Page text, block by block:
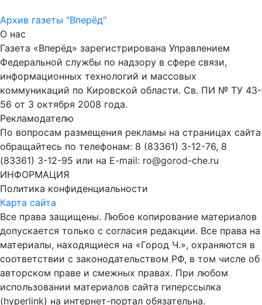
Архив газеты "Вперёд"
О нас
Газета «Вперёд» зарегистрирована Управлением
Федеральной службы по надзору в сфере связи,
информационных технологий и массовых
коммуникаций по Кировской области. Св. ПИ № ТУ 43-
56 от 3 октября 2008 года.
Рекламодателю
По вопросам размещения рекламы на страницах сайта
обращайтесь по телефонам: 8 (83361) 3-12-76, 8
(83361) 3-12-95 или на E-mail: ro@gorod-che.ru
ИНФОРМАЦИЯ
Политика конфиденциальности
Карта сайта
Все права защищены. Любое копирование материалов
допускается только с согласия редакции. Все права на
материалы, находящиеся на «Город Ч.», охраняются в
соответствии с законодательством РФ, в том числе об
авторском праве и смежных правах. При любом
использовании материалов сайта гиперссылка
(hyperlink) на интернет-портал обязательна.